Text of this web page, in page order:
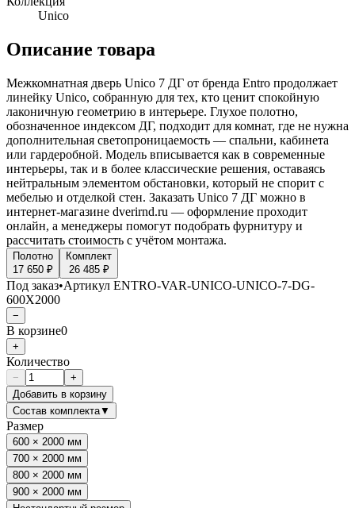
Unico
Описание товара
Межкомнатная дверь Unico 7 ДГ от бренда Entro продолжает
линейку Unico, собранную для тех, кто ценит спокойную
лаконичную геометрию в интерьере. Глухое полотно,
обозначенное индексом ДГ, подходит для комнат, где не нужна
дополнительная светопроницаемость — спальни, кабинета
или гардеробной. Модель вписывается как в современные
интерьеры, так и в более классические решения, оставаясь
нейтральным элементом обстановки, который не спорит с
мебелью и отделкой стен. Заказать Unico 7 ДГ можно в
интернет-магазине dverirnd.ru — оформление проходит
онлайн, а менеджеры помогут подобрать фурнитуру и
рассчитать стоимость с учётом монтажа.
Полотно
17 650 ₽
Комплект
26 485 ₽
Под заказ•Артикул ENTRO-VAR-UNICO-UNICO-7-DG-
600X2000
−
В корзине0
+
Количество
−
+
Добавить в корзину
Состав комплекта▼
Размер
600 × 2000 мм
700 × 2000 мм
800 × 2000 мм
900 × 2000 мм